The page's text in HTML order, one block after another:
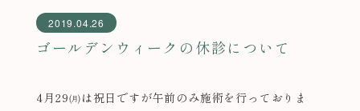
2019.04.26
ゴールデンウィークの休診について
4月29㈪は祝日ですが午前のみ施術を行っておりま